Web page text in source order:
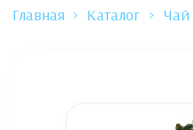
Главная Каталог Чай